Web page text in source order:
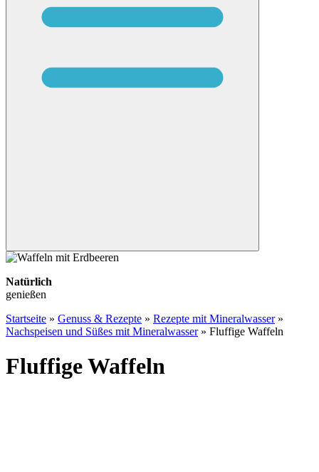
Natürlich
genießen
Startseite » Genuss & Rezepte » Rezepte mit Mineralwasser»
Nachspeisen und Süßes mit Mineralwasser» Fluffige Waffeln
Fluffige Waffeln